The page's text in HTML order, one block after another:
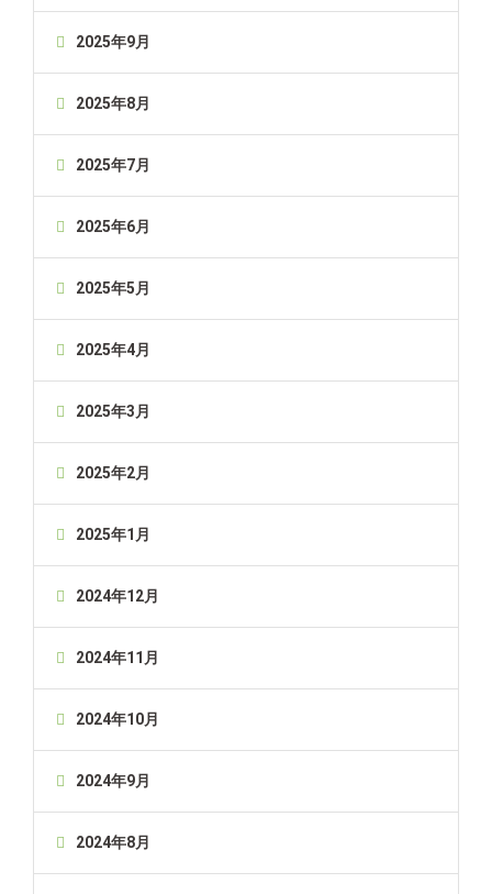
2025年9月
2025年8月
2025年7月
2025年6月
2025年5月
2025年4月
2025年3月
2025年2月
2025年1月
2024年12月
2024年11月
2024年10月
2024年9月
2024年8月